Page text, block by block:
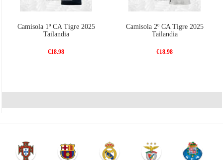
Camisola 1º CA Tigre 2025
Tailandia
€18.98
Camisola 2º CA Tigre 2025
Tailandia
€18.98